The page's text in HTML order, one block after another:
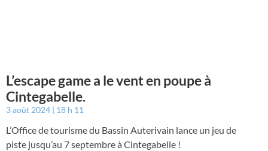
L’escape game a le vent en poupe à
Cintegabelle.
3 août 2024 18 h 11
L’Office de tourisme du Bassin Auterivain lance un jeu de
piste jusqu’au 7 septembre à Cintegabelle !